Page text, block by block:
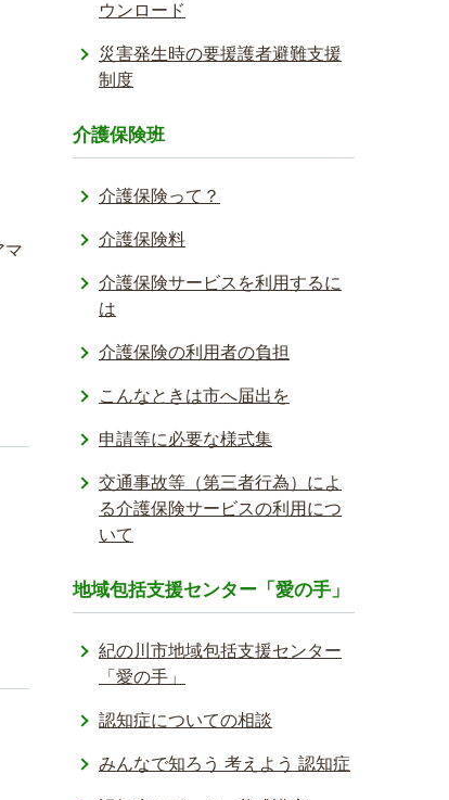
マ
ウンロード
災害発生時の要援護者避難支援
制度
介護保険班
介護保険って？
介護保険料
介護保険サービスを利用するに
は
介護保険の利用者の負担
こんなときは市へ届出を
申請等に必要な様式集
交通事故等（第三者行為）によ
る介護保険サービスの利用につ
いて
地域包括支援センター「愛の手」
紀の川市地域包括支援センター
「愛の手」
認知症についての相談
みんなで知ろう 考えよう 認知症